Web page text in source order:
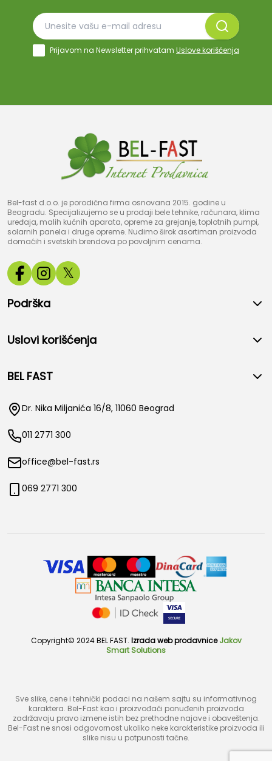
Prijavom na Newsletter prihvatam Uslove korišćenja
Bel-fast d.o.o. je porodična firma osnovana 2015. godine u
Beogradu. Specijalizujemo se u prodaji bele tehnike, računara, klima
uređaja, malih kućnih aparata, opreme za grejanje, toplotnih pumpi,
solarnih panela i druge opreme. Nudimo širok asortiman proizvoda
domaćih i svetskih brendova po povoljnim cenama.
𝕏
Podrška
Uslovi korišćenja
BEL FAST
Dr. Nika Miljanića 16/8, 11060 Beograd
011 2771 300
office@bel-fast.rs
069 2771 300
Copyright© 2024 BEL FAST. Izrada web prodavnice Jakov
Smart Solutions
Sve slike, cene i tehnički podaci na našem sajtu su informativnog
karaktera. Bel-Fast kao i proizvođači ponuđenih proizvoda
zadržavaju pravo izmene istih bez prethodne najave i obaveštenja.
Bel-Fast ne snosi odgovornost ukoliko neke karakteristike proizvoda ili
slike nisu u potpunosti tačne.